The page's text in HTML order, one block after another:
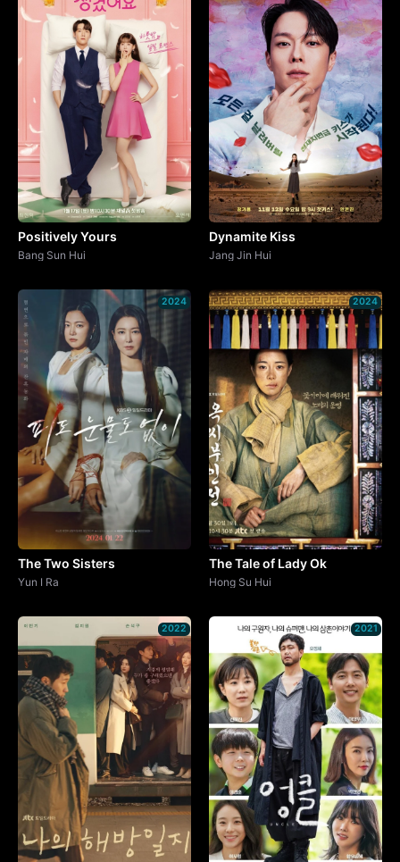
Positively Yours
Bang Sun Hui
Dynamite Kiss
Jang Jin Hui
2024
The Two Sisters
Yun I Ra
2024
The Tale of Lady Ok
Hong Su Hui
2022 2021